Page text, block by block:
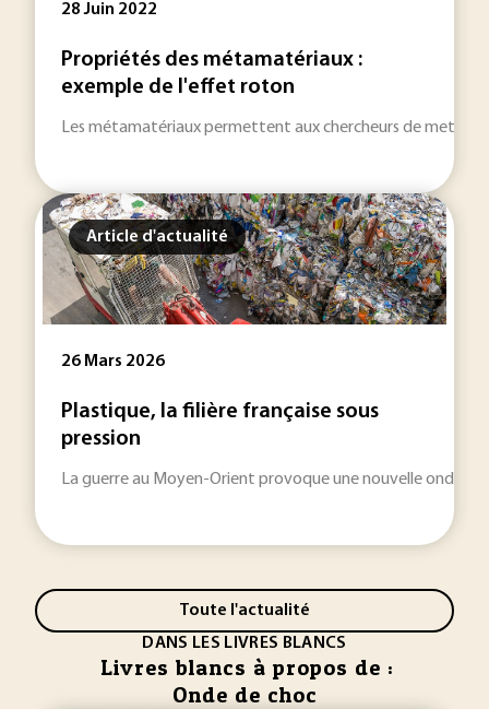
28 Juin 2022
Propriétés des métamatériaux :
exemple de l'effet roton
Les métamatériaux permettent aux chercheurs de mettre
Article d'actualité
26 Mars 2026
Plastique, la filière française sous
pression
La guerre au Moyen-Orient provoque une nouvelle onde
Toute l'actualité
DANS LES LIVRES BLANCS
Livres blancs à propos de :
Onde de choc